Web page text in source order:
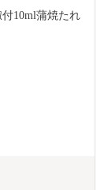
10ml蒲焼たれ